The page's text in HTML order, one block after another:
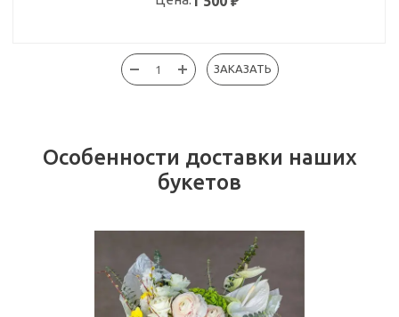
ЗАКАЗАТЬ
Особенности доставки наших
букетов